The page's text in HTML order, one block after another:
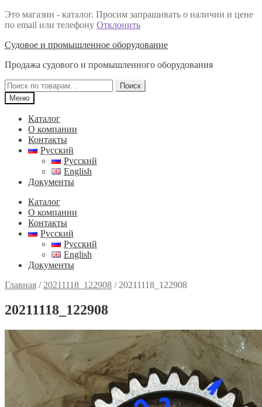
Это магазин - каталог. Просим запрашивать о наличии и цене
по email или телефону Отклонить
Перейти
навигации
Перейти
содержимому
Судовое и промышленное оборудование
Продажа судового и промышленного оборудования
Искать:
Поиск
Меню
Каталог
О компании
Контакты
Русский
Русский
English
Документы
Каталог
О компании
Контакты
Русский
Русский
English
Документы
Главная / 20211118_122908 / 20211118_122908
20211118_122908